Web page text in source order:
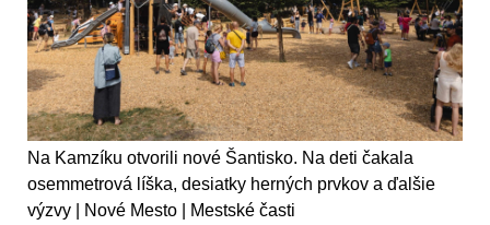
Na Kamzíku otvorili nové Šantisko. Na deti čakala
osemmetrová líška, desiatky herných prvkov a ďalšie
výzvy | Nové Mesto | Mestské časti